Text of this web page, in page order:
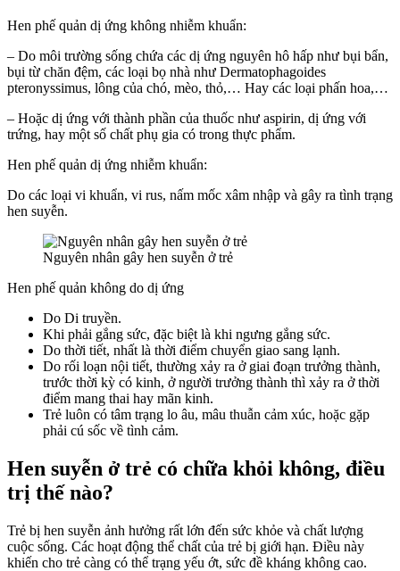
Hen phế quản dị ứng không nhiễm khuẩn:
– Do môi trường sống chứa các dị ứng nguyên hô hấp như bụi bẩn,
bụi từ chăn đệm, các loại bọ nhà như Dermatophagoides
pteronyssimus, lông của chó, mèo, thỏ,… Hay các loại phấn hoa,…
– Hoặc dị ứng với thành phần của thuốc như aspirin, dị ứng với
trứng, hay một số chất phụ gia có trong thực phẩm.
Hen phế quản dị ứng nhiễm khuẩn:
Do các loại vi khuẩn, vi rus, nấm mốc xâm nhập và gây ra tình trạng
hen suyễn.
Nguyên nhân gây hen suyễn ở trẻ
Hen phế quản không do dị ứng
Do Di truyền.
Khi phải gắng sức, đặc biệt là khi ngưng gắng sức.
Do thời tiết, nhất là thời điểm chuyển giao sang lạnh.
Do rối loạn nội tiết, thường xảy ra ở giai đoạn trưởng thành,
trước thời kỳ có kinh, ở người trưởng thành thì xảy ra ở thời
điểm mang thai hay mãn kinh.
Trẻ luôn có tâm trạng lo âu, mâu thuẫn cảm xúc, hoặc gặp
phải cú sốc về tình cảm.
Hen suyễn ở trẻ có chữa khỏi không, điều
trị thế nào?
Trẻ bị hen suyễn ảnh hưởng rất lớn đến sức khỏe và chất lượng
cuộc sống. Các hoạt động thể chất của trẻ bị giới hạn. Điều này
khiến cho trẻ càng có thể trạng yếu ớt, sức đề kháng không cao.